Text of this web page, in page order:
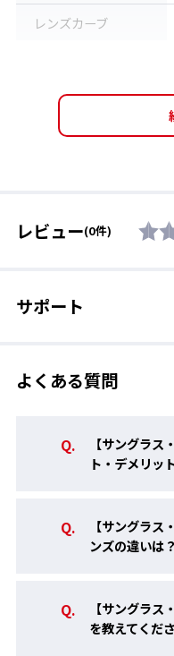
レンズカーブ
質量
付属品
クーポン利用
レビュー(0件)
サポート
よくある質問
【サングラ
ト・デメリッ
【サングラ
ンズの違いは？
【サングラ
を教えてくださ